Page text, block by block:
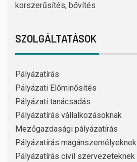
korszerűsítés, bővítés
SZOLGÁLTATÁSOK
Pályázatírás
Pályázati Előminősítés
Pályázati tanácsadás
Pályázatírás vállalkozásoknak
Mezőgazdasági pályázatírás
Pályázatírás magánszemélyeknek
Pályázatírás civil szervezeteknek